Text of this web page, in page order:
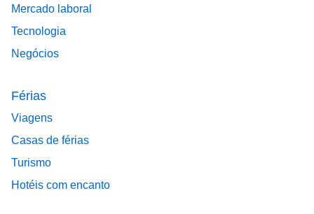
Mercado laboral
Tecnologia
Negócios
Férias
Viagens
Casas de férias
Turismo
Hotéis com encanto